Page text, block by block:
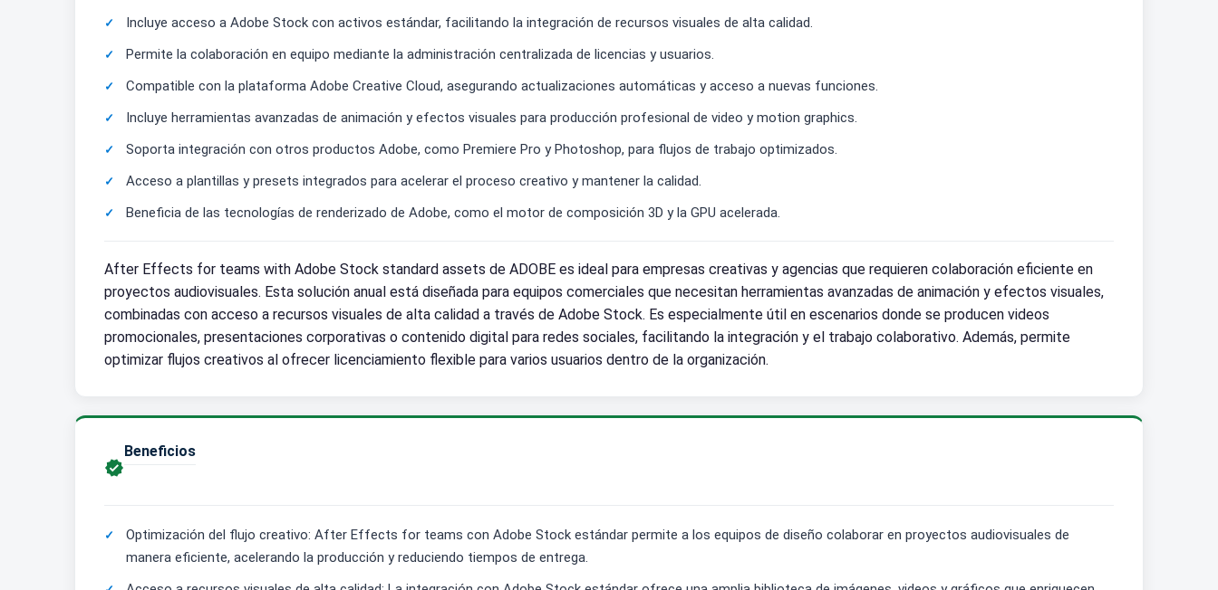
Incluye acceso a Adobe Stock con activos estándar, facilitando la integración de recursos visuales de alta calidad.
Permite la colaboración en equipo mediante la administración centralizada de licencias y usuarios.
Compatible con la plataforma Adobe Creative Cloud, asegurando actualizaciones automáticas y acceso a nuevas funciones.
Incluye herramientas avanzadas de animación y efectos visuales para producción profesional de video y motion graphics.
Soporta integración con otros productos Adobe, como Premiere Pro y Photoshop, para flujos de trabajo optimizados.
Acceso a plantillas y presets integrados para acelerar el proceso creativo y mantener la calidad.
Beneficia de las tecnologías de renderizado de Adobe, como el motor de composición 3D y la GPU acelerada.
After Effects for teams with Adobe Stock standard assets de ADOBE es ideal para empresas creativas y agencias que requieren colaboración eficiente en
proyectos audiovisuales. Esta solución anual está diseñada para equipos comerciales que necesitan herramientas avanzadas de animación y efectos visuales,
combinadas con acceso a recursos visuales de alta calidad a través de Adobe Stock. Es especialmente útil en escenarios donde se producen videos
promocionales, presentaciones corporativas o contenido digital para redes sociales, facilitando la integración y el trabajo colaborativo. Además, permite
optimizar flujos creativos al ofrecer licenciamiento flexible para varios usuarios dentro de la organización.

Beneficios
Optimización del flujo creativo: After Effects for teams con Adobe Stock estándar permite a los equipos de diseño colaborar en proyectos audiovisuales de
manera eficiente, acelerando la producción y reduciendo tiempos de entrega.